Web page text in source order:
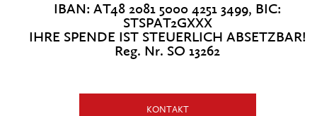
IBAN: AT48 2081 5000 4251 3499, BIC:
STSPAT2GXXX
IHRE SPENDE IST STEUERLICH ABSETZBAR!
Reg. Nr. SO 13262
KONTAKT